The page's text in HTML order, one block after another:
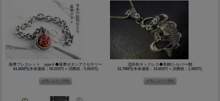
薩摩ブレスレット type４◆薩摩ボタンアクセサリー
61,600円(本体価格：56,000円 + 消費税：5,600円)
流粋秋ネックレス◆和柄/シルバー/鯉
21,780円(本体価格：19,800円 + 消費税：1,980円)